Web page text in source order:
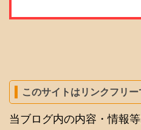
このサイトはリンクフリー
当ブログ内の内容・情報